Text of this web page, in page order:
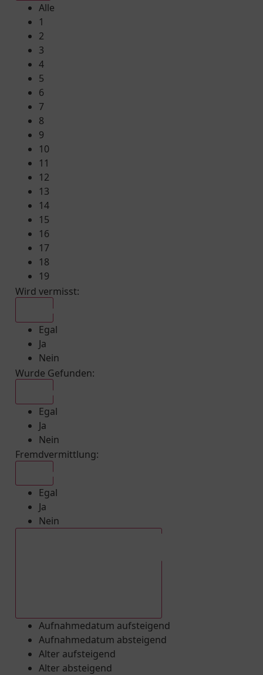
Alle
1
2
3
4
5
6
7
8
9
10
11
12
13
14
15
16
17
18
19
Wird vermisst:
Egal
Ja
Nein
Wurde Gefunden:
Egal
Ja
Nein
Fremdvermittlung:
Egal
Ja
Nein
Aufnahmedatum aufsteigend
Aufnahmedatum absteigend
Alter aufsteigend
Alter absteigend